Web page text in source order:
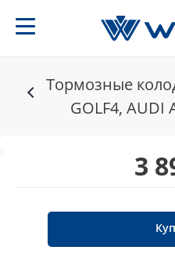
Тормозные
GOLF4, AUDI
3